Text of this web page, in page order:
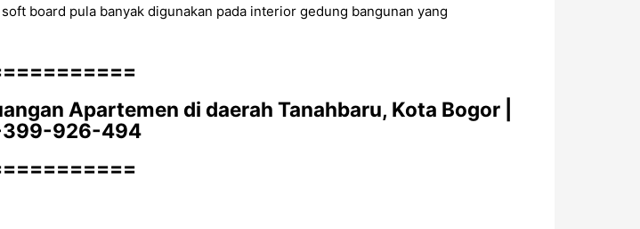
board pula banyak digunakan pada interior gedung bangunan yang
Apartemen di daerah Tanahbaru, Kota Bogor |
399-926-494